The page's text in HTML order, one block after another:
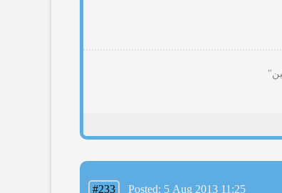
#233 Posted: 5 Aug 2013 11:25